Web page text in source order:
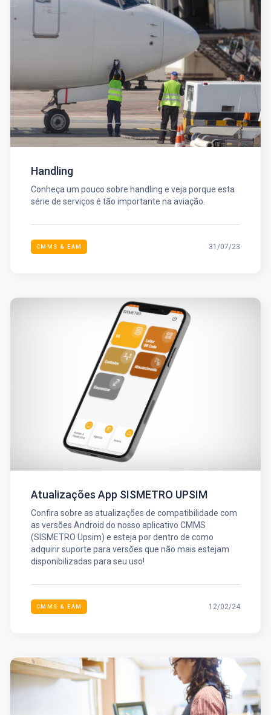
Handling
Conheça um pouco sobre handling e veja porque esta
série de serviços é tão importante na aviação.
CMMS & EAM 31/07/23
Atualizações App SISMETRO UPSIM
Confira sobre as atualizações de compatibilidade com
as versões Android do nosso aplicativo CMMS
(SISMETRO Upsim) e esteja por dentro de como
adquirir suporte para versões que não mais estejam
disponibilizadas para seu uso!
CMMS & EAM 12/02/24